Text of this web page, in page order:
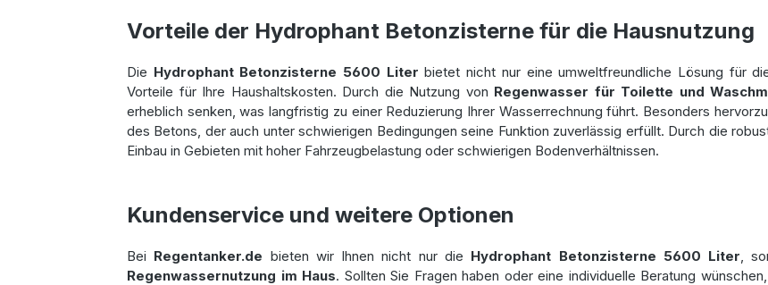
Vorteile der Hydrophant Betonzisterne für die Hausnutzung
Die Hydrophant Betonzisterne 5600 Liter bietet nicht nur eine umweltfreundliche Lösung für
Vorteile für Ihre Haushaltskosten. Durch die Nutzung von Regenwasser für Toilette und
erheblich senken, was langfristig zu einer Reduzierung Ihrer Wasserrechnung führt. Besonders
des Betons, der auch unter schwierigen Bedingungen seine Funktion zuverlässig erfüllt. Durch die
Einbau in Gebieten mit hoher Fahrzeugbelastung oder schwierigen Bodenverhältnissen.
Kundenservice und weitere Optionen
Bei Regentanker.de bieten wir Ihnen nicht nur die Hydrophant Betonzisterne 5600 Liter,
Regenwassernutzung im Haus. Sollten Sie Fragen haben oder eine individuelle Beratung